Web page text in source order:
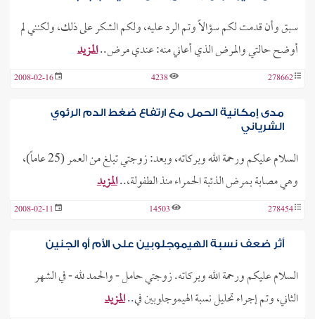
سبق وأن قدمت لكم سؤالاً وتم الرد عليه، ولكم الشكر على ذلك، ولكنني لم
أوضح حالتي والمرض الذي أعاني منه: عندي مرض..المزيد
278662
4238
2008-02-16
مدى إمكانية الحمل مع ارتفاع ضغط الدم الرئوي
الشرياني
السلام عليكم ورحمة الله وبركاته، وبعد: زوجتي تبلغ من العمر (25 عاماً)،
وهي مصابة بمرض الذئبة الحمراء منذ الطفولة،..المزيد
278454
14503
2008-02-11
أثر ضعف نسبة الهيموجلوبين على الأم أو الجنين
السلام عليكم ورحمة الله وبركاته. زوجتي حامل - والحمد لله - في الشهر
الثاني، وتم إجراء تحليل نسبة الهيموجلوبين في..المزيد